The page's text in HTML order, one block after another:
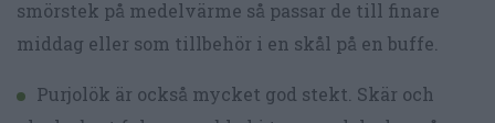
smörstek på medelvärme så passar de till finare
middag eller som tillbehör i en skål på en buffe.
Purjolök är också mycket god stekt. Skär och